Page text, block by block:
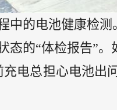
中的电池健康检
态的“体检报告”
电总担心电池出